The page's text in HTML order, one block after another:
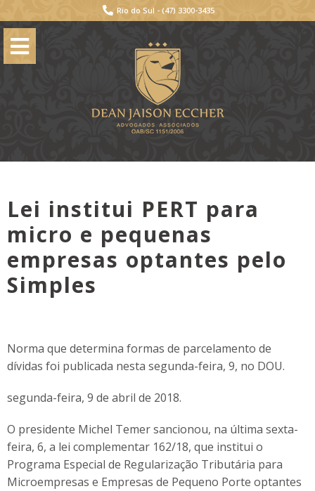
Rio do Sul - (47) 3300-3435
Lei institui PERT para
micro e pequenas
empresas optantes pelo
Simples
Norma que determina formas de parcelamento de
dívidas foi publicada nesta segunda-feira, 9, no DOU.
segunda-feira, 9 de abril de 2018.
O presidente Michel Temer sancionou, na última sexta-
feira, 6, a lei complementar 162/18, que institui o
Programa Especial de Regularização Tributária para
Microempresas e Empresas de Pequeno Porte optantes